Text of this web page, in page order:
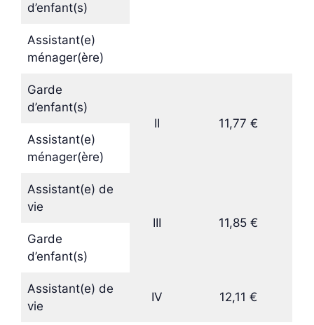
d’enfant(s)
Assistant(e)
ménager(ère)
Garde
d’enfant(s)
II
11,77 €
Assistant(e)
ménager(ère)
Assistant(e) de
vie
III
11,85 €
Garde
d’enfant(s)
Assistant(e) de
vie
IV 12,11 €